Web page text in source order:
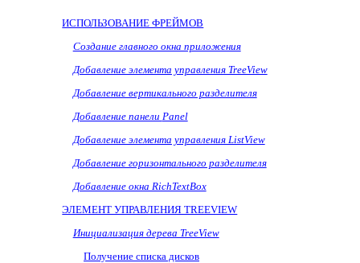
ИСПОЛЬЗОВАНИЕ ФРЕЙМОВ
Создание главного окна приложения
Добавление элемента управления TreeView
Добавление вертикального разделителя
Добавление панели Panel
Добавление элемента управления ListView
Добавление горизонтального разделителя
Добавление окна RichTextBox
ЭЛЕМЕНТ УПРАВЛЕНИЯ TREEVIEW
Инициализация дерева TreeView
Получение списка дисков